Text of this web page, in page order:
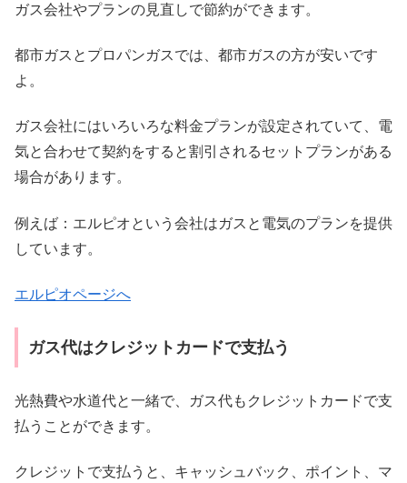
ガス会社やプランの見直しで節約ができます。
都市ガスとプロパンガスでは、都市ガスの方が安いです
よ。
ガス会社にはいろいろな料金プランが設定されていて、電
気と合わせて契約をすると割引されるセットプランがある
場合があります。
例えば：エルピオという会社はガスと電気のプランを提供
しています。
エルピオページへ
ガス代はクレジットカードで支払う
光熱費や水道代と一緒で、ガス代もクレジットカードで支
払うことができます。
クレジットで支払うと、キャッシュバック、ポイント、マ